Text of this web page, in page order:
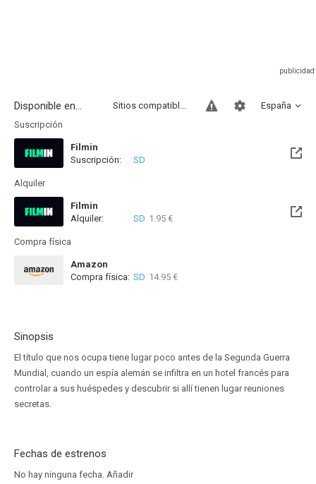
Disponible en... España
Sitios compatibles
Suscripción
Filmin
Disponible hasta el Jue, 12 Nov 2026 (Quedan 3 meses)
Suscripción: SD
Alquiler
Filmin
Disponible hasta el Jue, 12 Nov 2026 (Quedan 3 meses)
Alquiler: SD 1.95 €
Compra física
Amazon
Compra física: SD 14.95 €
Sinopsis
El título que nos ocupa tiene lugar poco antes de la Segunda Guerra
Mundial, cuando un espía alemán se infiltra en un hotel francés para
controlar a sus huéspedes y descubrir si allí tienen lugar reuniones
secretas.
Fechas de estrenos
No hay ninguna fecha. Añadir